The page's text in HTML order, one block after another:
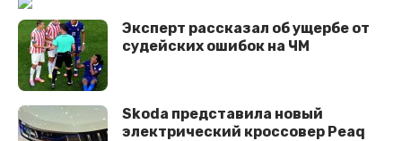
Эксперт рассказал об ущербе от
судейских ошибок на ЧМ
Skoda представила новый
электрический кроссовер Peaq